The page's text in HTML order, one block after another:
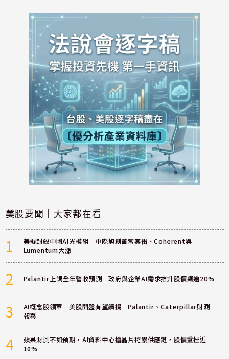
美股要聞｜大家都在看
1
美擬封殺中國AI光模組 中際旭創首當其衝、Coherent與
Lumentum大漲
2 Palantir上調全年營收預測 政府與企業AI需求推升股價飆逾20%
3
AI概念股領軍 美股開盤有望續揚 Palantir、Caterpillar財測
報喜
4
蘋果財測不如預期，AI資料中心搶晶片拖累供應鏈，股價重挫近
10%